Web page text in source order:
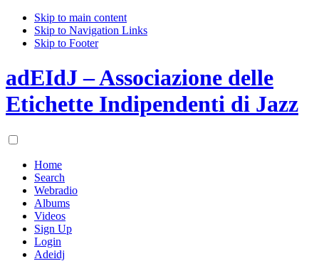
Skip to main content
Skip to Navigation Links
Skip to Footer
adEIdJ – Associazione delle
Etichette Indipendenti di Jazz
Home
Search
Webradio
Albums
Videos
Sign Up
Login
Adeidj